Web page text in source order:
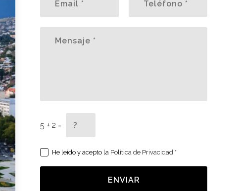
5 + 2 =
He leído y acepto la Política de Privacidad *
ENVIAR